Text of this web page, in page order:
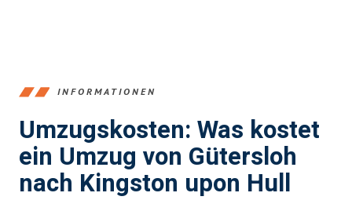
INFORMATIONEN
Umzugskosten: Was kostet
ein Umzug von Gütersloh
nach Kingston upon Hull